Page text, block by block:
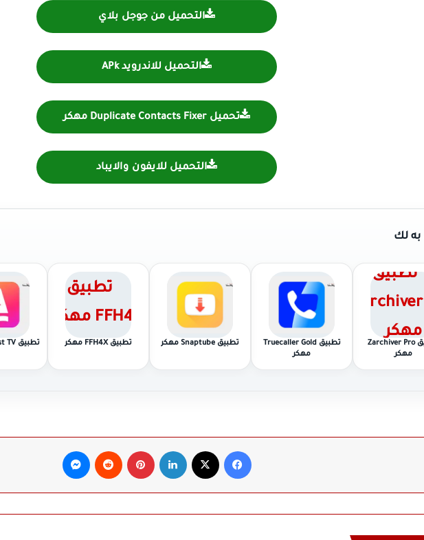
التحميل من جوجل بلاي
التحميل للاندرويد APk
تحميل Duplicate Contacts Fixer مهكر
التحميل للايفون والايباد
لك
تطبيق Zarchiver Pro
مهكر
تطبيق Truecaller Gold
مهكر
تطبيق Snaptube مهكر تطبيق FFH4X مهكر تطبيق Stardust TV مهكر
فيسبوك لينكدإن بينتيريست